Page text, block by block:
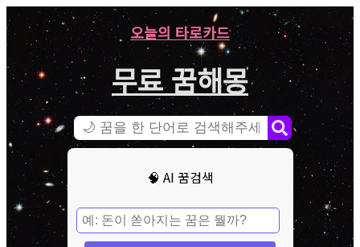
오늘의 타로카드
무료 꿈해몽
🧠 AI 꿈검색